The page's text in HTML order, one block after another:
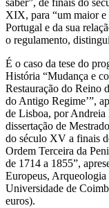
saber”, de finais do
XIX, para “um maior
Portugal e da sua
o regulamento,
É o caso da tese do
História “Mudança e
Restauração do Reino
do Antigo Regime’”,
de Lisboa, por Andreia
dissertação de
do século XV a finais
Ordem Terceira da
de 1714 a 1855”,
Europeus, Arqueologia
Universidade de
euros).